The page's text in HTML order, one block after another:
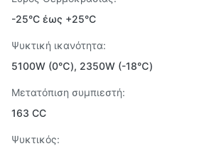
-25°C έως +25°C
Ψυκτική ικανότητα:
5100W (0℃), 2350W (-18℃)
Μετατόπιση συμπιεστή:
163 CC
Ψυκτικός: